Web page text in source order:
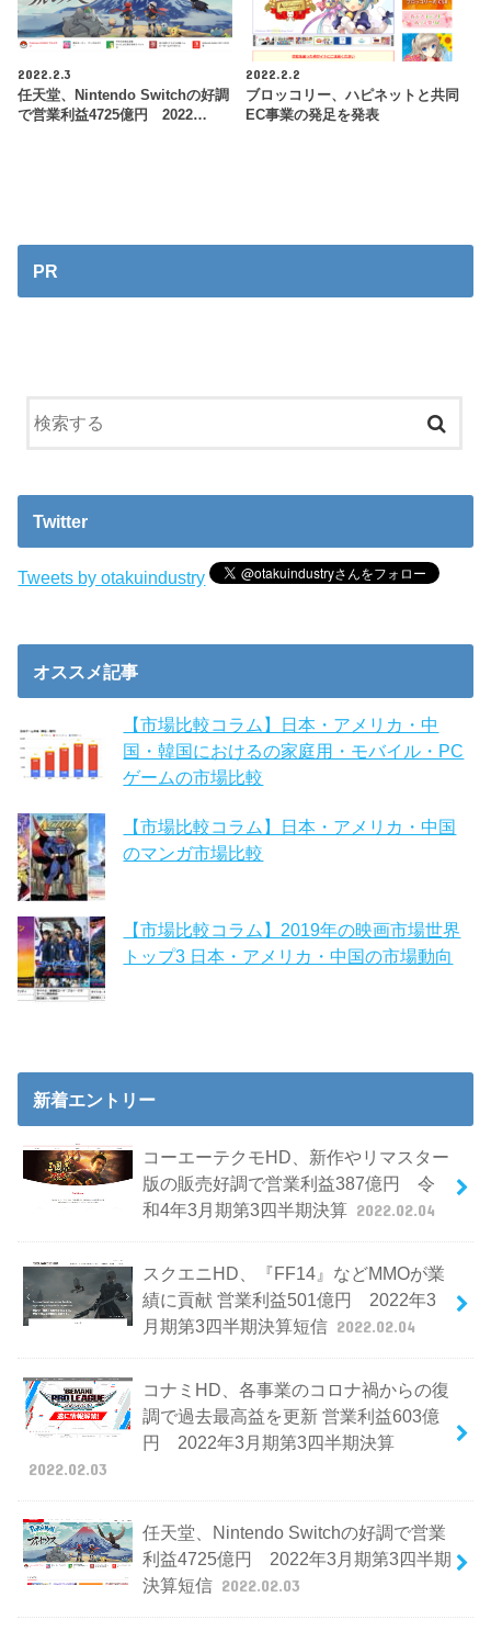
2022.2.3
任天堂、Nintendo Switchの好調
で営業利益4725億円 2022…
2022.2.2
ブロッコリー、ハピネットと共同
EC事業の発足を発表
PR
Twitter
Tweets by otakuindustry
オススメ記事
【市場比較コラム】日本・アメリカ・中
国・韓国におけるの家庭用・モバイル・PC
ゲームの市場比較
【市場比較コラム】日本・アメリカ・中国
のマンガ市場比較
【市場比較コラム】2019年の映画市場世界
トップ3 日本・アメリカ・中国の市場動向
新着エントリー
コーエーテクモHD、新作やリマスター
版の販売好調で営業利益387億円 令
和4年3月期第3四半期決算 2022.02.04
スクエニHD、『FF14』などMMOが業
績に貢献 営業利益501億円 2022年3
月期第3四半期決算短信 2022.02.04
コナミHD、各事業のコロナ禍からの復
調で過去最高益を更新 営業利益603億
円 2022年3月期第3四半期決算
2022.02.03
任天堂、Nintendo Switchの好調で営業
利益4725億円 2022年3月期第3四半期
決算短信 2022.02.03